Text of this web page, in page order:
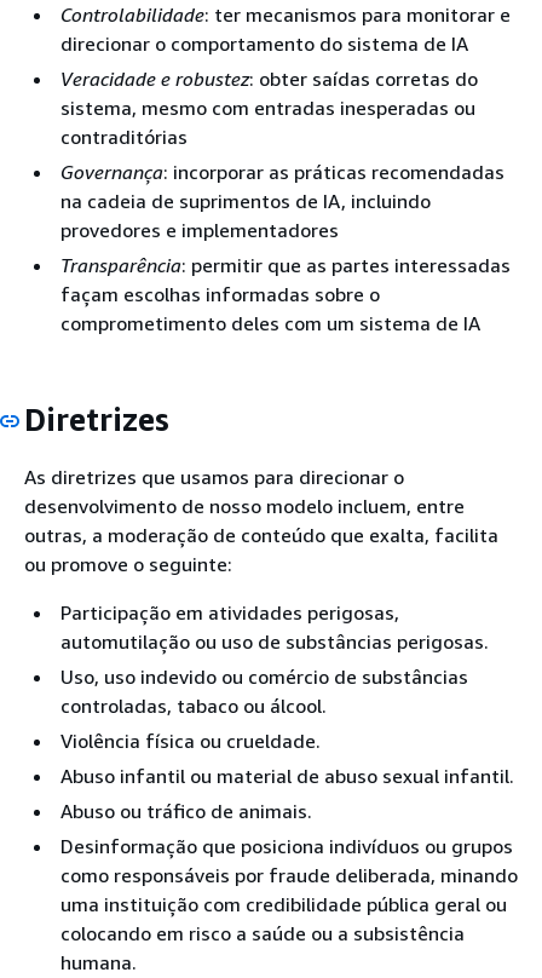
Controlabilidade: ter mecanismos para monitorar e
direcionar o comportamento do sistema de IA
Veracidade e robustez: obter saídas corretas do
sistema, mesmo com entradas inesperadas ou
contraditórias
Governança: incorporar as práticas recomendadas
na cadeia de suprimentos de IA, incluindo
provedores e implementadores
Transparência: permitir que as partes interessadas
façam escolhas informadas sobre o
comprometimento deles com um sistema de IA
Diretrizes
As diretrizes que usamos para direcionar o
desenvolvimento de nosso modelo incluem, entre
outras, a moderação de conteúdo que exalta, facilita
ou promove o seguinte:
Participação em atividades perigosas,
automutilação ou uso de substâncias perigosas.
Uso, uso indevido ou comércio de substâncias
controladas, tabaco ou álcool.
Violência física ou crueldade.
Abuso infantil ou material de abuso sexual infantil.
Abuso ou tráfico de animais.
Desinformação que posiciona indivíduos ou grupos
como responsáveis por fraude deliberada, minando
uma instituição com credibilidade pública geral ou
colocando em risco a saúde ou a subsistência
humana.